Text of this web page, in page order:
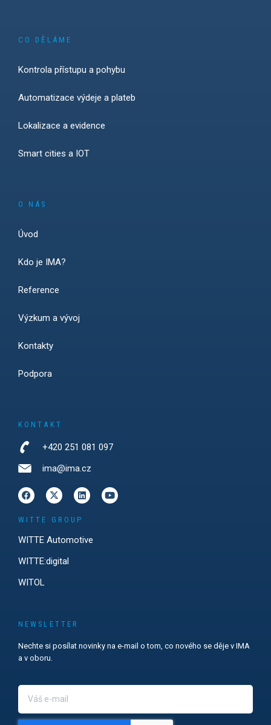
CO DĚLÁME
Kontrola přístupu a pohybu
Automatizace výdeje a plateb
Lokalizace a evidence
Smart cities a IOT
O NÁS
Úvod
Kdo je IMA?
Reference
Výzkum a vývoj
Kontakty
Podpora
KONTAKT
+420 251 081 097
ima@ima.cz
WITTE GROUP
WITTE Automotive
WITTE:digital
WITOL
NEWSLETTER
Nechte si posílat novinky na e-mail o tom, co nového se děje v IMA
a v oboru.